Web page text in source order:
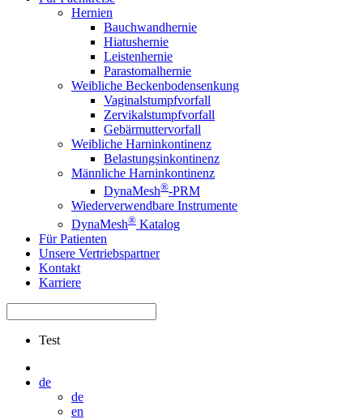
Hernien
Bauchwandhernie
Hiatushernie
Leistenhernie
Parastomalhernie
Weibliche Beckenbodensenkung
Vaginalstumpfvorfall
Zervikalstumpfvorfall
Gebärmuttervorfall
Weibliche Harninkontinenz
Belastungsinkontinenz
Männliche Harninkontinenz
DynaMesh®-PRM
Wiederverwendbare Instrumente
DynaMesh® Katalog
Für Patienten
Unsere Vertriebspartner
Kontakt
Karriere
Test
de
de
en